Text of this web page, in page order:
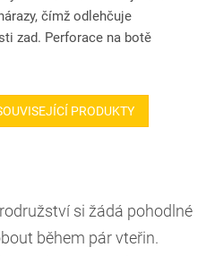
čímž odlehčuje
zad. Perforace na botě
PRODUKTY
si žádá pohodlné
během pár vteřin.